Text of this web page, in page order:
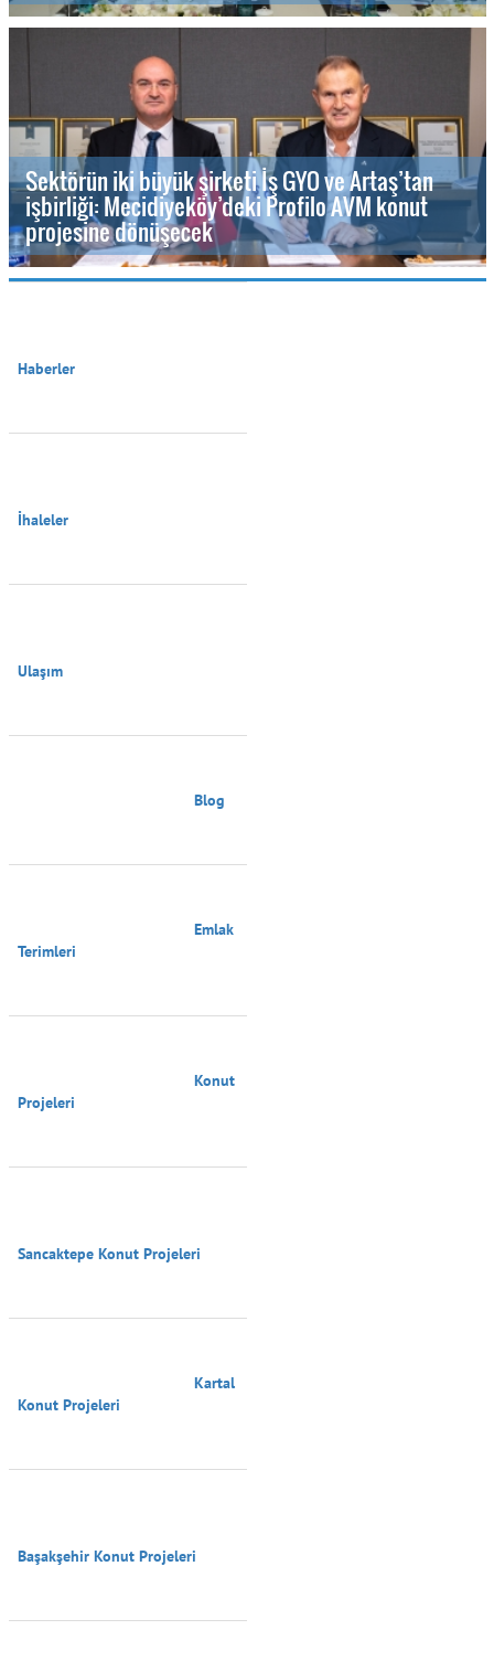
Sektörün iki büyük şirketi İş GYO ve Artaş’tan
işbirliği: Mecidiyeköy’deki Profilo AVM konut
projesine dönüşecek
Haberler
İhaleler
Ulaşım
Terimleri
Projeleri
Sancaktepe Konut Projeleri
Konut Projeleri
Başakşehir Konut Projeleri